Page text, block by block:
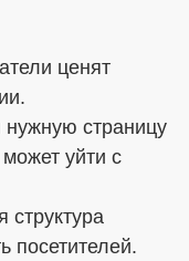
ценят
страницу
уйти с
структура
посетителей.